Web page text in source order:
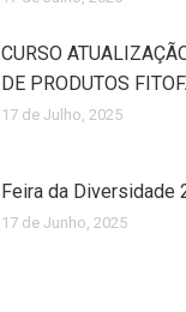
CURSO
DE PRODUTOS
17 de Julho, 2025
Feira da Diversidade
17 de Junho, 2025